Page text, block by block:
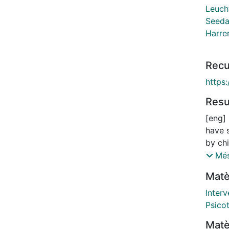
[eng]
have
by